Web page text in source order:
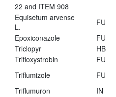
22 and ITEM 908
Equisetum arvense
L.
FU
Epoxiconazole
FU
Triclopyr
HB
Trifloxystrobin
FU
Triflumizole
FU
Triflumuron
IN